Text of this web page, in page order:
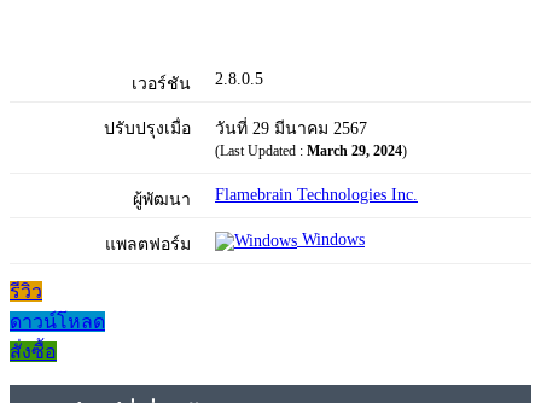
เวอร์ชัน 2.8.0.5
ปรับปรุงเมื่อ วันที่ 29 มีนาคม 2567
(Last Updated : March 29, 2024)
ผู้พัฒนา Flamebrain Technologies Inc.
แพลตฟอร์ม Windows
รีวิว
ดาวน์โหลด
สั่งซื้อ